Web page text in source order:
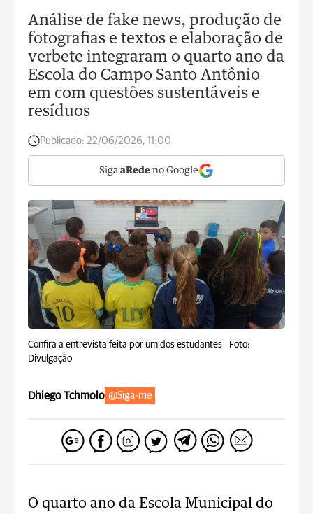
Análise de fake news, produção de
fotografias e textos e elaboração de
verbete integraram o quarto ano da
Escola do Campo Santo Antônio
em com questões sustentáveis e
resíduos
Publicado: 22/06/2026, 11:00
Siga aRede no Google
Confira a entrevista feita por um dos estudantes - Foto:
Divulgação
Dhiego Tchmolo @Siga-me
O quarto ano da Escola Municipal do